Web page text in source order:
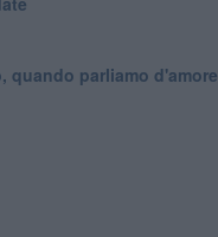
quando parliamo d'amore